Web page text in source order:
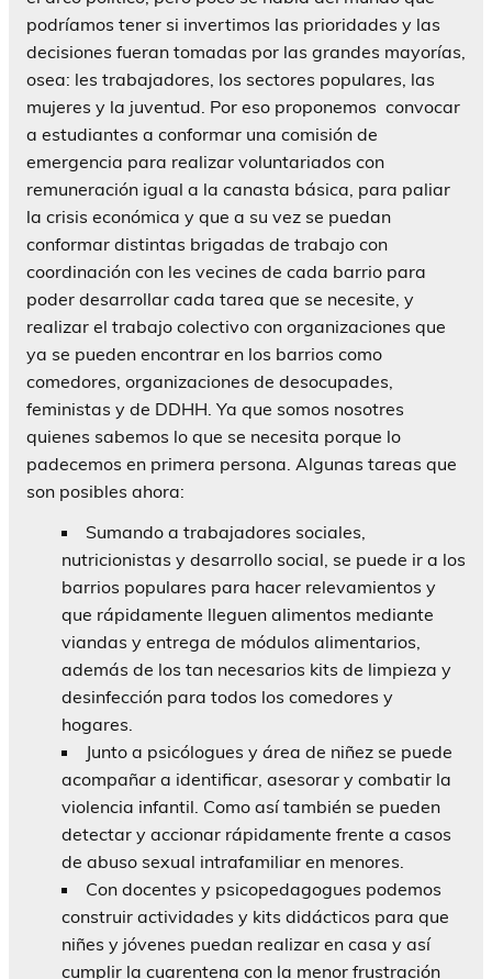
podríamos tener si invertimos las prioridades y las
decisiones fueran tomadas por las grandes mayorías,
osea: les trabajadores, los sectores populares, las
mujeres y la juventud. Por eso proponemos convocar
a estudiantes a conformar una comisión de
emergencia para realizar voluntariados con
remuneración igual a la canasta básica, para paliar
la crisis económica y que a su vez se puedan
conformar distintas brigadas de trabajo con
coordinación con les vecines de cada barrio para
poder desarrollar cada tarea que se necesite, y
realizar el trabajo colectivo con organizaciones que
ya se pueden encontrar en los barrios como
comedores, organizaciones de desocupades,
feministas y de DDHH. Ya que somos nosotres
quienes sabemos lo que se necesita porque lo
padecemos en primera persona. Algunas tareas que
son posibles ahora:
Sumando a trabajadores sociales,
nutricionistas y desarrollo social, se puede ir a los
barrios populares para hacer relevamientos y
que rápidamente lleguen alimentos mediante
viandas y entrega de módulos alimentarios,
además de los tan necesarios kits de limpieza y
desinfección para todos los comedores y
hogares.
Junto a psicólogues y área de niñez se puede
acompañar a identificar, asesorar y combatir la
violencia infantil. Como así también se pueden
detectar y accionar rápidamente frente a casos
de abuso sexual intrafamiliar en menores.
Con docentes y psicopedagogues podemos
construir actividades y kits didácticos para que
niñes y jóvenes puedan realizar en casa y así
cumplir la cuarentena con la menor frustración